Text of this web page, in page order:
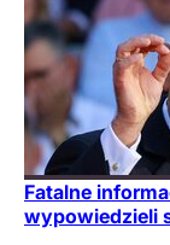
Fatalne
wypowiedzieli